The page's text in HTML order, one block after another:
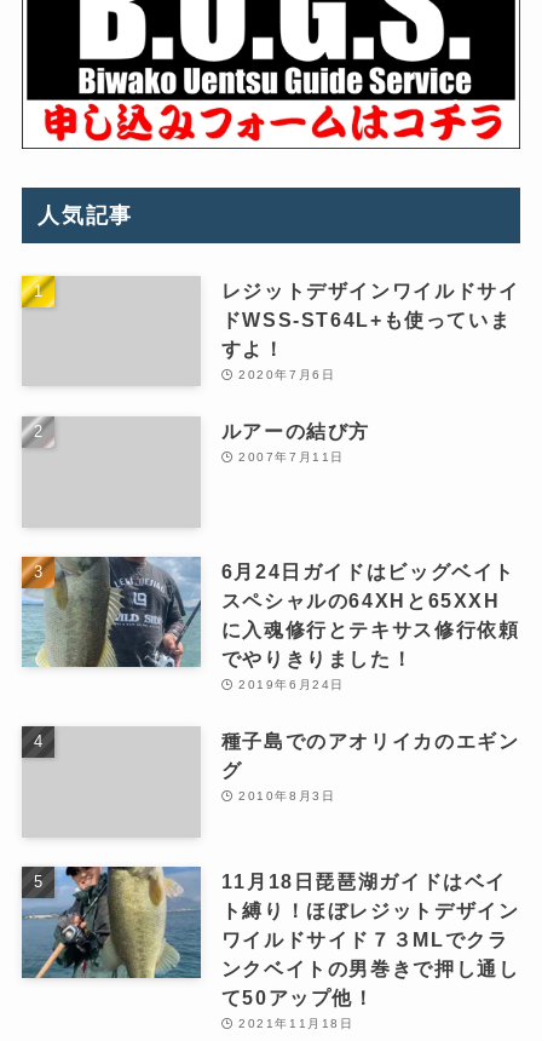
人気記事
レジットデザインワイルドサイ
ドWSS-ST64L+も使っていま
すよ！
2020年7月6日
ルアーの結び方
2007年7月11日
6月24日ガイドはビッグベイト
スペシャルの64XHと65XXH
に入魂修行とテキサス修行依頼
でやりきりました！
2019年6月24日
種子島でのアオリイカのエギン
グ
2010年8月3日
11月18日琵琶湖ガイドはベイ
ト縛り！ほぼレジットデザイン
ワイルドサイド７３MLでクラ
ンクベイトの男巻きで押し通し
て50アップ他！
2021年11月18日